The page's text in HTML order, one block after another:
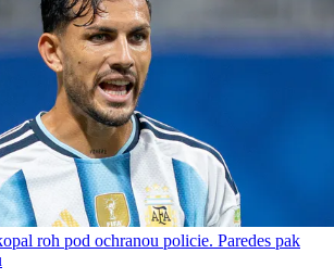
roh pod ochranou policie. Paredes pak